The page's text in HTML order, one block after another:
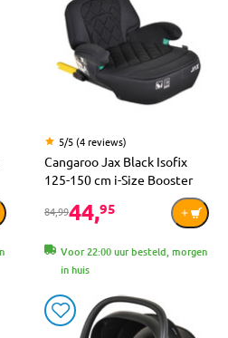
5/5 (4 reviews)
Cangaroo Jax Black Isofix
125-150 cm i-Size Booster
84,9944,95
Voor 22:00 uur besteld, morgen
in huis